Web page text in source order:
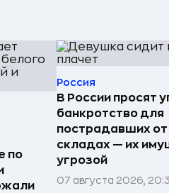
по
Россия
В России просят
банкротство для
пострадавших
складах — их
угрозой
07 августа 2026,